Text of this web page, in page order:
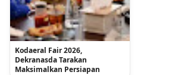
Kodaeral Fair 2026,
Dekranasda Tarakan
Maksimalkan Persiapan